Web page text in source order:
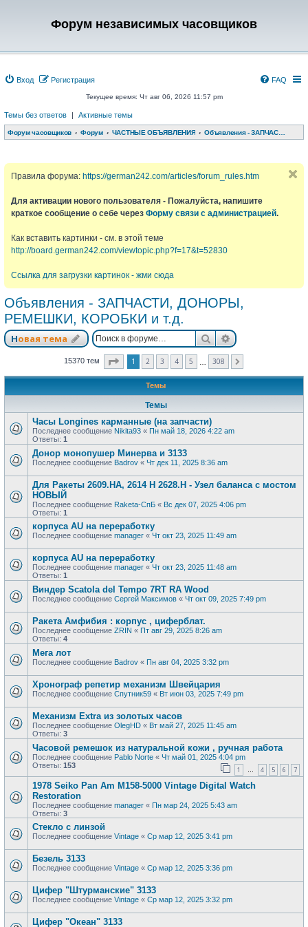
Форум независимых часовщиков
Вход Регистрация FAQ
Текущее время: Чт авг 06, 2026 11:57 pm
Темы без ответов | Активные темы
Форум часовщиков Форум ЧАСТНЫЕ ОБЪЯВЛЕНИЯ Объявления - ЗАПЧАСТИ, ДОНОРЫ, РЕМЕШКИ, КОРОБКИ и т.д.
Правила форума: https://german242.com/articles/forum_rules.htm
Для активации нового пользователя - Пожалуйста, напишите
краткое сообщение о себе через Форму связи с администрацией.
Как вставить картинки - см. в этой теме
http://board.german242.com/viewtopic.php?f=17&t=52830
Ссылка для загрузки картинок - жми сюда
Объявления - ЗАПЧАСТИ, ДОНОРЫ,
РЕМЕШКИ, КОРОБКИ и т.д.
Новая тема ПоискРасширенный
15370 тем Страница из 308
1 2 3 4 5 308
Темы
Темы
Часы Longines карманные (на запчасти)
Последнее сообщение Nikita93 « Пн май 18, 2026 4:22 am
Ответы: 1
Донор монопушер Минерва и 3133
Последнее сообщение Badrov « Чт дек 11, 2025 8:36 am
Для Ракеты 2609.НА, 2614 Н 2628.Н - Узел баланса с мостом
НОВЫЙ
Последнее сообщение Raketa-СпБ « Вс дек 07, 2025 4:06 pm
Ответы: 1
корпуса AU на переработку
Последнее сообщение manager « Чт окт 23, 2025 11:49 am
корпуса AU на переработку
Последнее сообщение manager « Чт окт 23, 2025 11:48 am
Ответы: 1
Виндер Scatola del Tempo 7RT RA Wood
Последнее сообщение Сергей Максимов « Чт окт 09, 2025 7:49 pm
Ракета Амфибия : корпус , циферблат.
Последнее сообщение ZRIN « Пт авг 29, 2025 8:26 am
Ответы: 4
Мега лот
Последнее сообщение Badrov « Пн авг 04, 2025 3:32 pm
Хронограф репетир механизм Швейцария
Последнее сообщение Спутник59 « Вт июн 03, 2025 7:49 pm
Механизм Extra из золотых часов
Последнее сообщение OlegHD « Вт май 27, 2025 11:45 am
Ответы: 3
Часовой ремешок из натуральной кожи , ручная работа
Последнее сообщение Pablo Norte « Чт май 01, 2025 4:04 pm
Ответы: 153 1 … 4 5 6 7
1978 Seiko Pan Am M158-5000 Vintage Digital Watch
Restoration
Последнее сообщение manager « Пн мар 24, 2025 5:43 am
Ответы: 3
Стекло с линзой
Последнее сообщение Vintage « Ср мар 12, 2025 3:41 pm
Безель 3133
Последнее сообщение Vintage « Ср мар 12, 2025 3:36 pm
Цифер "Штурманские" 3133
Последнее сообщение Vintage « Ср мар 12, 2025 3:32 pm
Цифер "Океан" 3133